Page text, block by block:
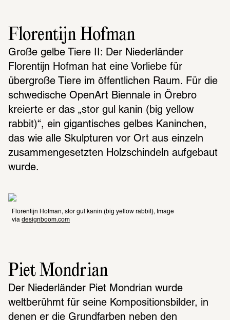
Florentijn Hofman
Große gelbe Tiere II: Der Niederländer
Florentijn Hofman hat eine Vorliebe für
übergroße Tiere im öffentlichen Raum. Für die
schwedische OpenArt Biennale in Örebro
kreierte er das „stor gul kanin (big yellow
rabbit)“, ein gigantisches gelbes Kaninchen,
das wie alle Skulpturen vor Ort aus einzeln
zusammengesetzten Holzschindeln aufgebaut
wurde.
Florentijn Hofman, stor gul kanin (big yellow rabbit), Image
via designboom.com
Piet Mondrian
Der Niederländer Piet Mondrian wurde
weltberühmt für seine Kompositionsbilder, in
denen er die Grundfarben neben den